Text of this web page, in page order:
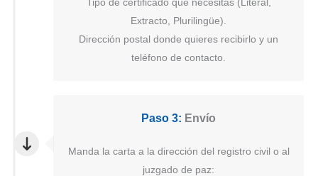
Extracto, Plurilingüe).
Dirección postal donde quieres recibirlo y un
teléfono de contacto.
Paso 3: Envío
Manda la carta a la dirección del registro civil o al
juzgado de paz: